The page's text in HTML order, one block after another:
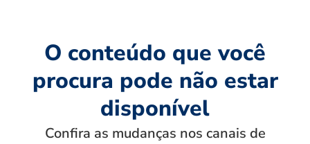
O conteúdo que você
procura pode não estar
disponível
Confira as mudanças nos canais de